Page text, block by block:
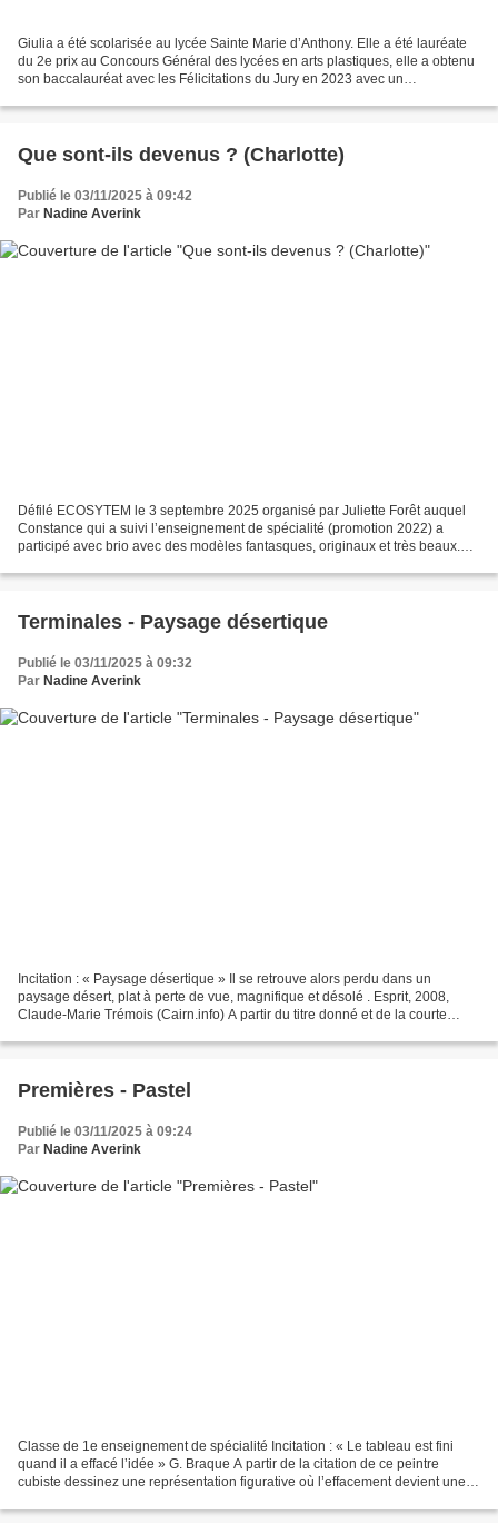
Giulia a été scolarisée au lycée Sainte Marie d’Anthony. Elle a été lauréate
du 2e prix au Concours Général des lycées en arts plastiques, elle a obtenu
son baccalauréat avec les Félicitations du Jury en 2023 avec un
Que sont-ils devenus ? (Charlotte)
Publié le 03/11/2025 à 09:42
Par Nadine Averink
Défilé ECOSYTEM le 3 septembre 2025 organisé par Juliette Forêt auquel
Constance qui a suivi l’enseignement de spécialité (promotion 2022) a
participé avec brio avec des modèles fantasques, originaux et très beaux.
Terminales - Paysage désertique
Publié le 03/11/2025 à 09:32
Par Nadine Averink
Incitation : « Paysage désertique » Il se retrouve alors perdu dans un
paysage désert, plat à perte de vue, magnifique et désolé . Esprit, 2008,
Claude-Marie Trémois (Cairn.info) A partir du titre donné et de la courte
Premières - Pastel
Publié le 03/11/2025 à 09:24
Par Nadine Averink
Classe de 1e enseignement de spécialité Incitation : « Le tableau est fini
quand il a effacé l’idée » G. Braque A partir de la citation de ce peintre
cubiste dessinez une représentation figurative où l’effacement devient une